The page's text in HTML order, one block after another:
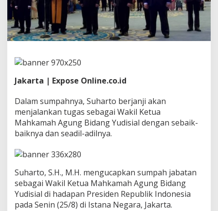
s
m
j
b
a
t
W
a
e
t
u
a
Jakarta | Expose Online.co.id
Dalam sumpahnya, Suharto berjanji akan
menjalankan tugas sebagai Wakil Ketua
Mahkamah Agung Bidang Yudisial dengan sebaik-
baiknya dan seadil-adilnya.
Suharto, S.H., M.H. mengucapkan sumpah jabatan
sebagai Wakil Ketua Mahkamah Agung Bidang
Yudisial di hadapan Presiden Republik Indonesia
pada Senin (25/8) di Istana Negara, Jakarta.